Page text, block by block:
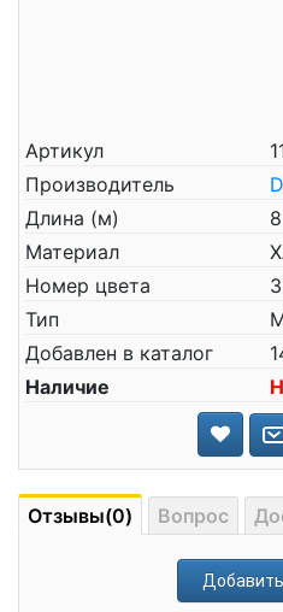
Артикул
Производитель
Длина (м)
8
Материал
Номер цвета
Тип
Добавлен в каталог
Наличие
Отзывы(0) Вопрос